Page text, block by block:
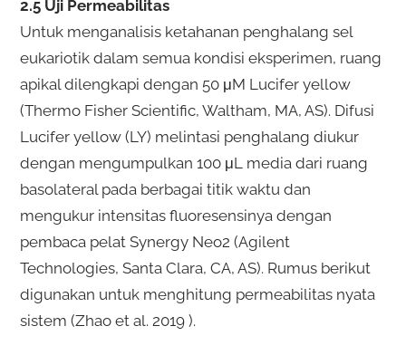
2.5 Uji Permeabilitas
Untuk menganalisis ketahanan penghalang sel
eukariotik dalam semua kondisi eksperimen, ruang
apikal dilengkapi dengan 50 μM Lucifer yellow
(Thermo Fisher Scientific, Waltham, MA, AS). Difusi
Lucifer yellow (LY) melintasi penghalang diukur
dengan mengumpulkan 100 μL media dari ruang
basolateral pada berbagai titik waktu dan
mengukur intensitas fluoresensinya dengan
pembaca pelat Synergy Neo2 (Agilent
Technologies, Santa Clara, CA, AS). Rumus berikut
digunakan untuk menghitung permeabilitas nyata
sistem (Zhao et al. 2019 ).